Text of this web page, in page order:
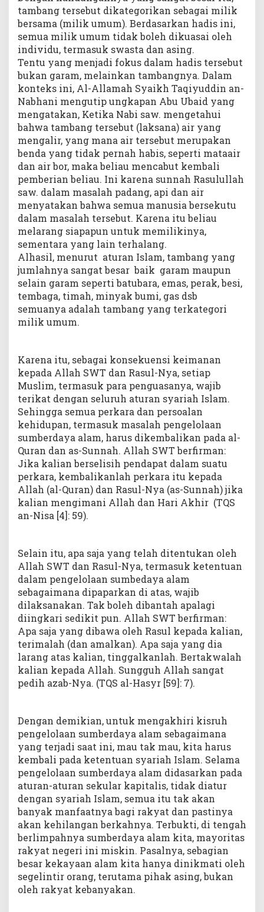
tambang tersebut dikategorikan sebagai milik
bersama (milik umum). Berdasarkan hadis ini,
semua milik umum tidak boleh dikuasai oleh
individu, termasuk swasta dan asing.
Tentu yang menjadi fokus dalam hadis tersebut
bukan garam, melainkan tambangnya. Dalam
konteks ini, Al-Allamah Syaikh Taqiyuddin an-
Nabhani mengutip ungkapan Abu Ubaid yang
mengatakan, Ketika Nabi saw. mengetahui
bahwa tambang tersebut (laksana) air yang
mengalir, yang mana air tersebut merupakan
benda yang tidak pernah habis, seperti mataair
dan air bor, maka beliau mencabut kembali
pemberian beliau. Ini karena sunnah Rasulullah
saw. dalam masalah padang, api dan air
menyatakan bahwa semua manusia bersekutu
dalam masalah tersebut. Karena itu beliau
melarang siapapun untuk memilikinya,
sementara yang lain terhalang.
Alhasil, menurut aturan Islam, tambang yang
jumlahnya sangat besar baik garam maupun
selain garam seperti batubara, emas, perak, besi,
tembaga, timah, minyak bumi, gas dsb
semuanya adalah tambang yang terkategori
milik umum.
Karena itu, sebagai konsekuensi keimanan
kepada Allah SWT dan Rasul-Nya, setiap
Muslim, termasuk para penguasanya, wajib
terikat dengan seluruh aturan syariah Islam.
Sehingga semua perkara dan persoalan
kehidupan, termasuk masalah pengelolaan
sumberdaya alam, harus dikembalikan pada al-
Quran dan as-Sunnah. Allah SWT berfirman:
Jika kalian berselisih pendapat dalam suatu
perkara, kembalikanlah perkara itu kepada
Allah (al-Quran) dan Rasul-Nya (as-Sunnah) jika
kalian mengimani Allah dan Hari Akhir (TQS
an-Nisa [4]: 59).
Selain itu, apa saja yang telah ditentukan oleh
Allah SWT dan Rasul-Nya, termasuk ketentuan
dalam pengelolaan sumbedaya alam
sebagaimana dipaparkan di atas, wajib
dilaksanakan. Tak boleh dibantah apalagi
diingkari sedikit pun. Allah SWT berfirman:
Apa saja yang dibawa oleh Rasul kepada kalian,
terimalah (dan amalkan). Apa saja yang dia
larang atas kalian, tinggalkanlah. Bertakwalah
kalian kepada Allah. Sungguh Allah sangat
pedih azab-Nya. (TQS al-Hasyr [59]: 7).
Dengan demikian, untuk mengakhiri kisruh
pengelolaan sumberdaya alam sebagaimana
yang terjadi saat ini, mau tak mau, kita harus
kembali pada ketentuan syariah Islam. Selama
pengelolaan sumberdaya alam didasarkan pada
aturan-aturan sekular kapitalis, tidak diatur
dengan syariah Islam, semua itu tak akan
banyak manfaatnya bagi rakyat dan pastinya
akan kehilangan berkahnya. Terbukti, di tengah
berlimpahnya sumberdaya alam kita, mayoritas
rakyat negeri ini miskin. Pasalnya, sebagian
besar kekayaan alam kita hanya dinikmati oleh
segelintir orang, terutama pihak asing, bukan
oleh rakyat kebanyakan.